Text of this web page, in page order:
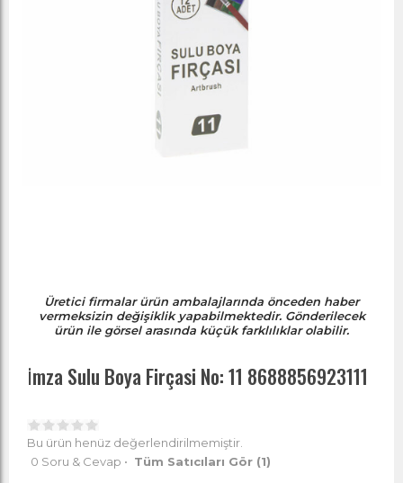
Üretici firmalar ürün ambalajlarında önceden haber
vermeksizin değişiklik yapabilmektedir. Gönderilecek
ürün ile görsel arasında küçük farklılıklar olabilir.
İ̇mza Sulu Boya Firçasi No: 11 8688856923111
Bu ürün henüz değerlendirilmemiştir.
0 Soru & Cevap • Tüm Satıcıları Gör (1)